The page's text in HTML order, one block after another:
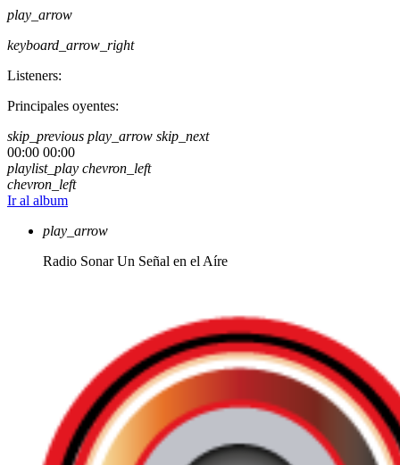
play_arrow
keyboard_arrow_right
Listeners:
Principales oyentes:
skip_previous play_arrow skip_next
00:00 00:00
playlist_play chevron_left
chevron_left
Ir al album
play_arrow
Radio Sonar Un Señal en el Aíre